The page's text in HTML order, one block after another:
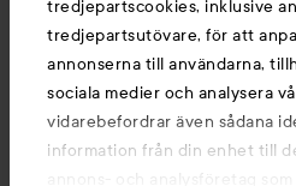
tredjepartscookies, inklusive
tredjepartsutövare, för att
annonserna till användarna,
sociala medier och analysera
vidarebefordrar även sådana
information från din enhet till
annons- och analysföretag